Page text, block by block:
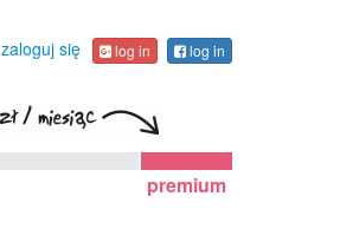
zaloguj się log in log in
premium